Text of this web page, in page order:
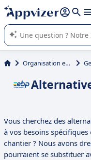
répondre (plusieurs lignes
L'IA de Appvizer vous
logiciel SaaS en entreprise.
Organisation et planification
Vous cherchez des
à vos besoins
chantier ? Nous avons
pourraient se substituer